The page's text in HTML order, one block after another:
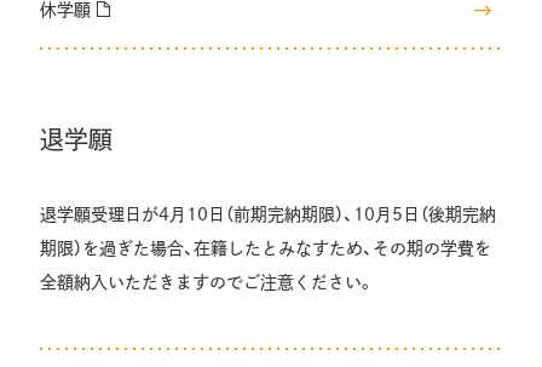
休学願
退学願
退学願受理日が4月10日（前期完納期限）、10月5日（後期完納
期限）を過ぎた場合、在籍したとみなすため、その期の学費を
全額納入いただきますのでご注意ください。